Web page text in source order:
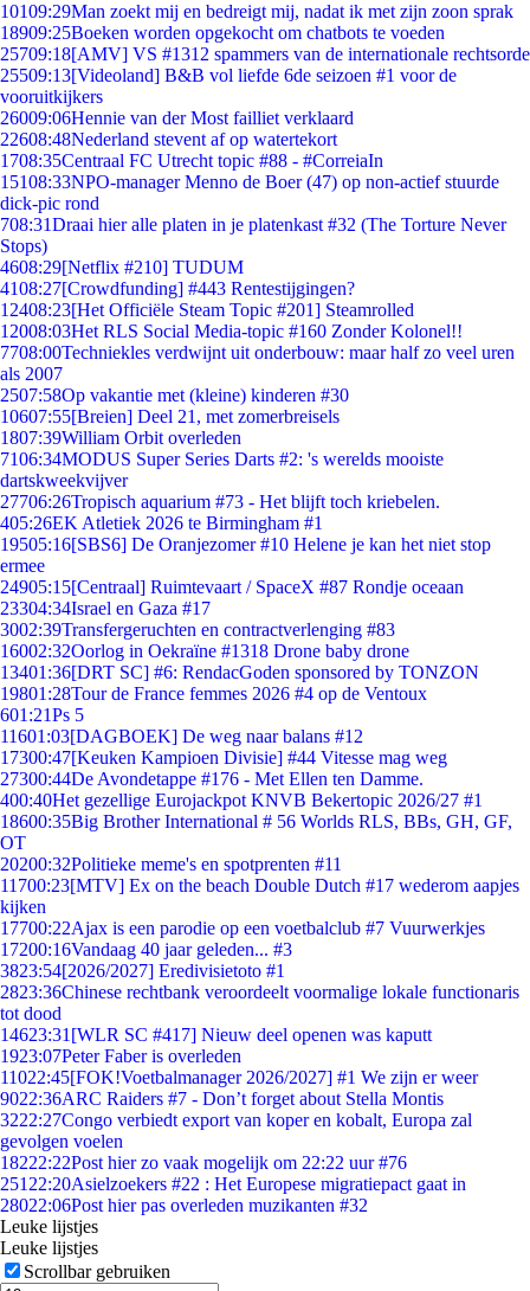
10109:29Man zoekt mij en bedreigt mij, nadat ik met zijn zoon sprak
18909:25Boeken worden opgekocht om chatbots te voeden
25709:18[AMV] VS #1312 spammers van de internationale rechtsorde
25509:13[Videoland] B&B vol liefde 6de seizoen #1 voor de
vooruitkijkers
26009:06Hennie van der Most failliet verklaard
22608:48Nederland stevent af op watertekort
1708:35Centraal FC Utrecht topic #88 - #CorreiaIn
15108:33NPO-manager Menno de Boer (47) op non-actief stuurde
dick-pic rond
708:31Draai hier alle platen in je platenkast #32 (The Torture Never
Stops)
4608:29[Netflix #210] TUDUM
4108:27[Crowdfunding] #443 Rentestijgingen?
12408:23[Het Officiële Steam Topic #201] Steamrolled
12008:03Het RLS Social Media-topic #160 Zonder Kolonel!!
7708:00Techniekles verdwijnt uit onderbouw: maar half zo veel uren
als 2007
2507:58Op vakantie met (kleine) kinderen #30
10607:55[Breien] Deel 21, met zomerbreisels
1807:39William Orbit overleden
7106:34MODUS Super Series Darts #2: 's werelds mooiste
dartskweekvijver
27706:26Tropisch aquarium #73 - Het blijft toch kriebelen.
405:26EK Atletiek 2026 te Birmingham #1
19505:16[SBS6] De Oranjezomer #10 Helene je kan het niet stop
ermee
24905:15[Centraal] Ruimtevaart / SpaceX #87 Rondje oceaan
23304:34Israel en Gaza #17
3002:39Transfergeruchten en contractverlenging #83
16002:32Oorlog in Oekraïne #1318 Drone baby drone
13401:36[DRT SC] #6: RendacGoden sponsored by TONZON
19801:28Tour de France femmes 2026 #4 op de Ventoux
601:21Ps 5
11601:03[DAGBOEK] De weg naar balans #12
17300:47[Keuken Kampioen Divisie] #44 Vitesse mag weg
27300:44De Avondetappe #176 - Met Ellen ten Damme.
400:40Het gezellige Eurojackpot KNVB Bekertopic 2026/27 #1
18600:35Big Brother International # 56 Worlds RLS, BBs, GH, GF,
OT
20200:32Politieke meme's en spotprenten #11
11700:23[MTV] Ex on the beach Double Dutch #17 wederom aapjes
kijken
17700:22Ajax is een parodie op een voetbalclub #7 Vuurwerkjes
17200:16Vandaag 40 jaar geleden... #3
3823:54[2026/2027] Eredivisietoto #1
2823:36Chinese rechtbank veroordeelt voormalige lokale functionaris
tot dood
14623:31 [WLR SC #417] Nieuw deel openen was kaputt
1923:07Peter Faber is overleden
11022:45[FOK!Voetbalmanager 2026/2027] #1 We zijn er weer
9022:36ARC Raiders #7 - Don’t forget about Stella Montis
3222:27Congo verbiedt export van koper en kobalt, Europa zal
gevolgen voelen
18222:22Post hier zo vaak mogelijk om 22:22 uur #76
251 22:20Asielzoekers #22 : Het Europese migratiepact gaat in
28022:06Post hier pas overleden muzikanten #32
Leuke lijstjes
Leuke lijstjes
Scrollbar gebruiken